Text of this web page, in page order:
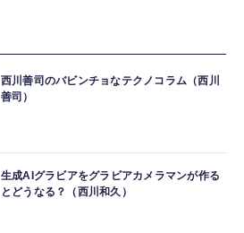
西川善司のバビンチョなテクノコラム（西川
善司）
生成AIグラビアをグラビアカメラマンが作る
とどうなる？（西川和久）